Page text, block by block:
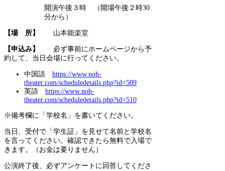
開演午後３時 （開場午後２時30
分から）
【場 所】 山本能楽堂
【申込み】
必ず事前にホームページから予
約して、当日会場に行ってください。
中国語 https://www.noh-
theater.com/scheduledetails.php?id=509
英語 https://www.noh-
theater.com/scheduledetails.php?id=510
※備考欄に「学校名」を書いてください。
当日、受付で「学生証」を見せて名前と学校名
を言ってください。確認できたら無料で入場で
きます。（お金は要りません）
公演終了後、必ずアンケートに回答してくださ